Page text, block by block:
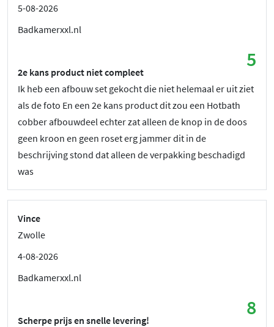
5-08-2026
Badkamerxxl.nl
5
2e kans product niet compleet
Ik heb een afbouw set gekocht die niet helemaal er uit ziet
als de foto En een 2e kans product dit zou een Hotbath
cobber afbouwdeel echter zat alleen de knop in de doos
geen kroon en geen roset erg jammer dit in de
beschrijving stond dat alleen de verpakking beschadigd
was
Vince
Zwolle
4-08-2026
Badkamerxxl.nl
8
Scherpe prijs en snelle levering!